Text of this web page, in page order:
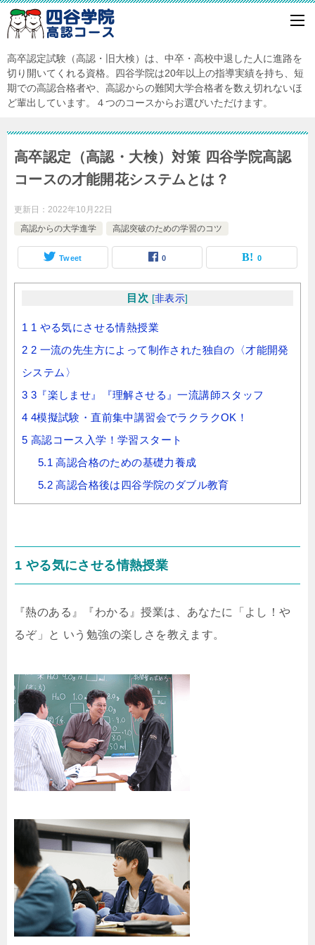
高卒認定試験（高認・旧大検）は、中卒・高校中退した人に進路を
切り開いてくれる資格。四谷学院は20年以上の指導実績を持ち、短
期での高認合格者や、高認からの難関大学合格者を数え切れないほ
ど輩出しています。４つのコースからお選びいただけます。
高卒認定（高認・大検）対策 四谷学院高認
コースの才能開花システムとは？
更新日： 2022年10月22日
高認からの大学進学
高認突破のための学習のコツ
Tweet 0 0
目次 [非表示]
1 1 やる気にさせる情熱授業
2 2 一流の先生方によって制作された独自の〈才能開発
システム〉
3 3『楽しませ』『理解させる』一流講師スタッフ
4 4模擬試験・直前集中講習会でラクラクOK！
5 高認コース入学！学習スタート
5.1 高認合格のための基礎力養成
5.2 高認合格後は四谷学院のダブル教育
1 やる気にさせる情熱授業
『熱のある』『わかる』授業は、あなたに「よし！や
るぞ」と いう勉強の楽しさを教えます。